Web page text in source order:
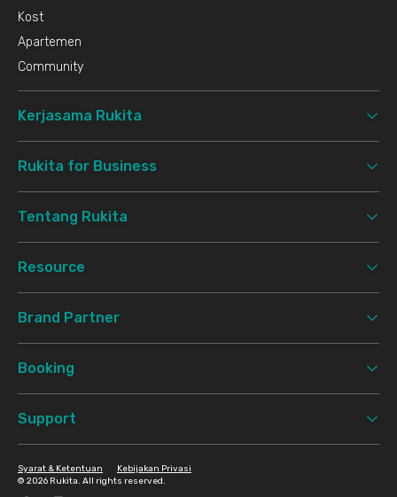
Kost
Apartemen
Community
Kerjasama Rukita
Rukita for Business
Tentang Rukita
Resource
Brand Partner
Booking
Support
© 2026 Rukita. All rights reserved.
Syarat & Ketentuan Kebijakan Privasi